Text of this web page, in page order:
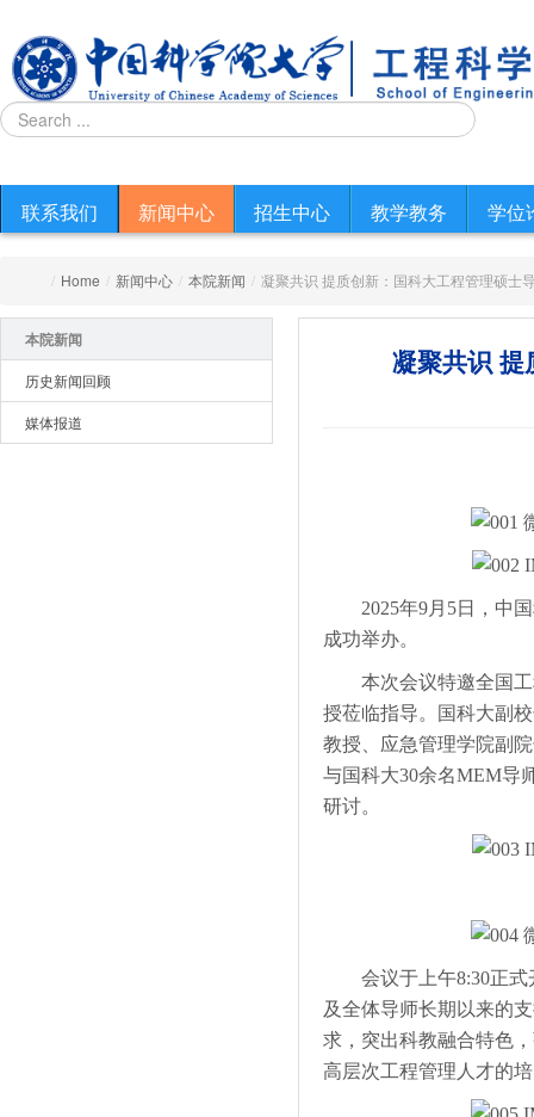
联系我们 新闻中心 招生中心 教学教务 学位
/ Home / 新闻中心 / 本院新闻 / 凝聚共识 提质创新：国科大工程管理硕士
本院新闻
历史新闻回顾
媒体报道
凝聚共识 提
2025年9月5日，中国
成功举办。
本次会议特邀全国工
授莅临指导。国科大副
教授、应急管理学院副
与国科大30余名MEM导
研讨。
会议于上午8:30正式
及全体导师长期以来的
求，突出科教融合特色
高层次工程管理人才的